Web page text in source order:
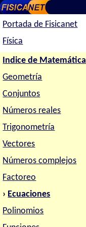
Portada de Fisicanet
Física
Indice de Matemática
Geometría
Conjuntos
Números reales
Trigonometría
Vectores
Números complejos
Factoreo
› Ecuaciones
Polinomios